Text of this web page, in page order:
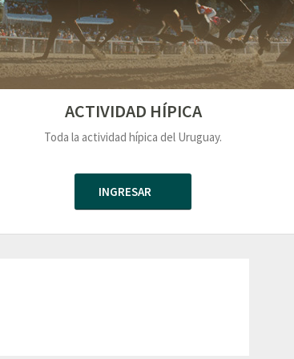
ACTIVIDAD HÍPICA
Toda la actividad hípica del Uruguay.
INGRESAR